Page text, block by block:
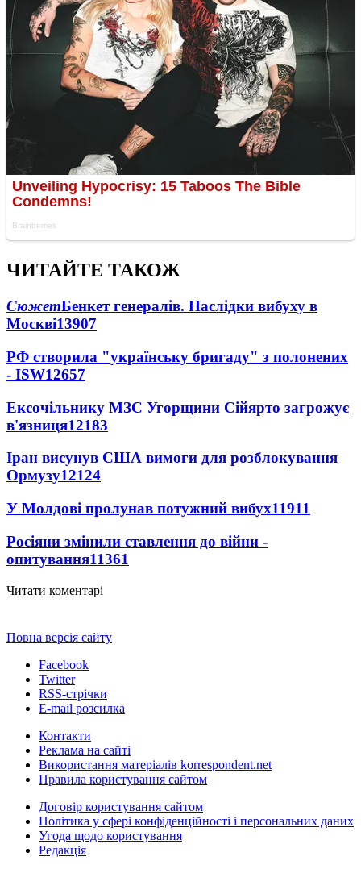
ЧИТАЙТЕ ТАКОЖ
СюжетБенкет генералів. Наслідки вибуху в
Москві13907
РФ створила "українську бригаду" з полонених
- ISW12657
Ексочільнику МЗС Угорщини Сійярто загрожує
в'язниця12183
Іран висунув США вимоги для розблокування
Ормузу12124
У Молдові пролунав потужний вибух11911
Росіяни змінили ставлення до війни -
опитування11361
Читати коментарі
Повна версія сайту
Facebook
Twitter
RSS-стрічки
E-mail розсилка
Контакти
Реклама на сайті
Використання матеріалів korrespondent.net
Правила користування сайтом
Договір користування сайтом
Політика у сфері конфіденційності і персональних даних
Угода щодо користування
Редакція